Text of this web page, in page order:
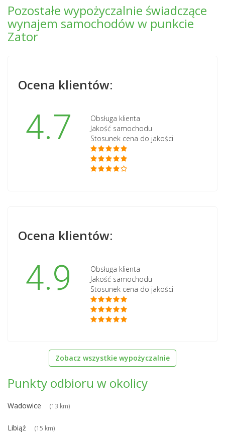
Pozostałe wypożyczalnie świadczące
wynajem samochodów w punkcie
Zator
Ocena klientów:
4.7
Obsługa klienta
Jakość samochodu
Stosunek cena do jakości
Ocena klientów:
4.9
Obsługa klienta
Jakość samochodu
Stosunek cena do jakości
Zobacz wszystkie wypożyczalnie
Punkty odbioru w okolicy
Wadowice (13 km)
Libiąż (15 km)